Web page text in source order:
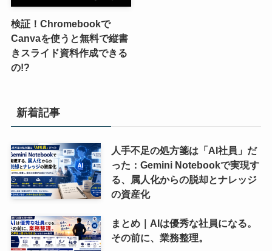
検証！Chromebookで
Canvaを使うと無料で縦書
きスライド資料作成できる
の!?
新着記事
人手不足の処方箋は「AI社員」だ
った：Gemini Notebookで実現す
る、属人化からの脱却とナレッジ
の資産化
まとめ｜AIは優秀な社員になる。
その前に、業務整理。